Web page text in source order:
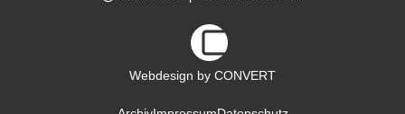
Webdesign by CONVERT